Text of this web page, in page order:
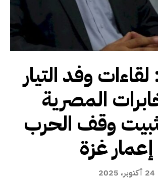
وفد التيار
المصرية
وقف الحرب
غزة
24 أكتوبر، 2025